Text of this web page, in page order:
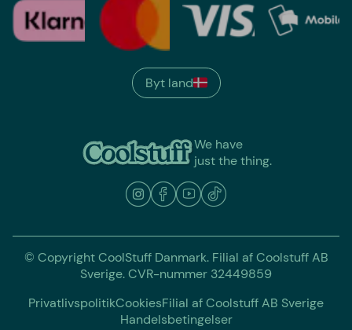
We have
just the thing.
Byt land
© Copyright CoolStuff Danmark. Filial af Coolstuff AB
Sverige. CVR-nummer 32449859
PrivatlivspolitikCookiesFilial af Coolstuff AB Sverige
Handelsbetingelser